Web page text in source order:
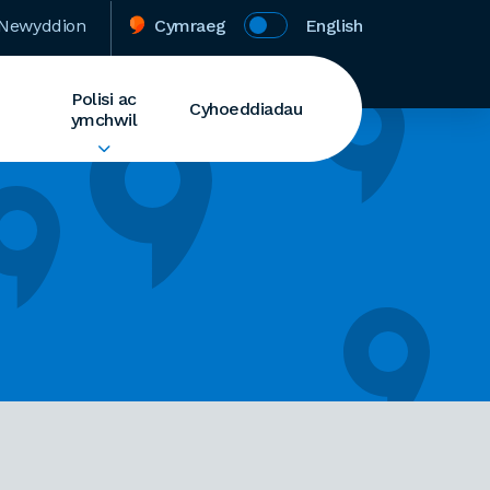
Cymraeg English
Polisi ac
ymchwil
Cyhoeddiadau